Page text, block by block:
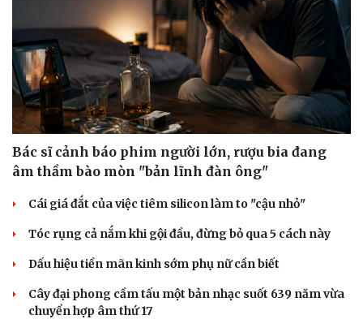
Doanh nghiệp
Thông tin doanh nghiệp
Doanh nghiệp 24h
Doanh nhân
Vì cộng đồng
Công nghệ
Sành điệu
Tin Công nghệ
Trải nghiệm
Chuyển đổi số
Bác sĩ cảnh báo phim người lớn, rượu bia đang
âm thầm bào mòn "bản lĩnh đàn ông"
Cái giá đắt của việc tiêm silicon làm to "cậu nhỏ"
Tóc rụng cả nắm khi gội đầu, đừng bỏ qua 5 cách này
Dấu hiệu tiền mãn kinh sớm phụ nữ cần biết
Cây đại phong cầm tấu một bản nhạc suốt 639 năm vừa
chuyển hợp âm thứ 17